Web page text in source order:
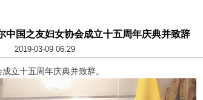
中国之友妇女协会成立十五周年庆典并致辞
2019-03-09 06:29
立十五周年庆典并致辞。